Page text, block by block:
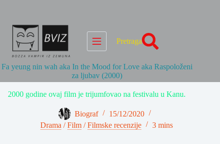
Pretraga
Fa yeung nin wah aka In the Mood for Love aka Raspoloženi
za ljubav (2000)
2000 godine ovaj film je trijumfovao na festivalu u Kanu.
Biograf
15/12/2020
Drama /Film /Filmske recenzije 3 mins